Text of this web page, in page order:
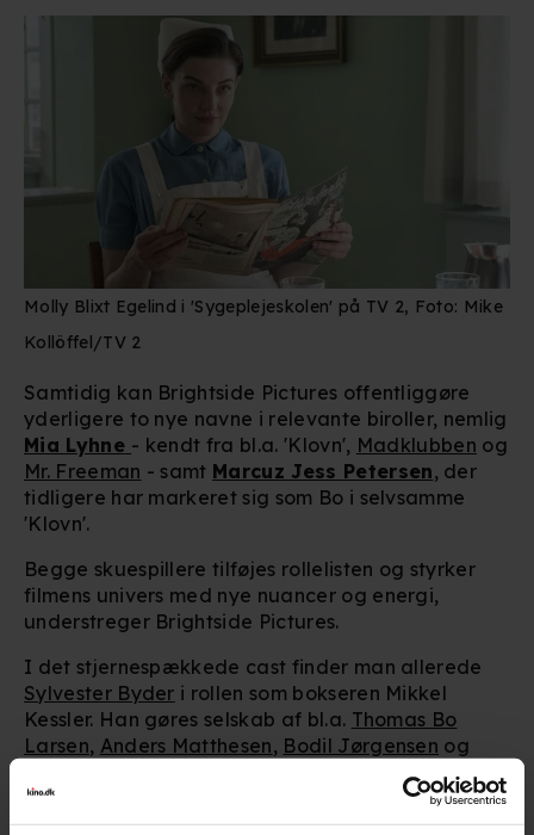
Molly Blixt Egelind i 'Sygeplejeskolen' på TV 2, Foto: Mike
Kollöffel/TV 2
Samtidig kan Brightside Pictures offentliggøre
yderligere to nye navne i relevante biroller, nemlig
Mia Lyhne - kendt fra bl.a. 'Klovn', Madklubben og
Mr. Freeman - samt Marcuz Jess Petersen, der
tidligere har markeret sig som Bo i selvsamme
'Klovn'.
Begge skuespillere tilføjes rollelisten og styrker
filmens univers med nye nuancer og energi,
understreger Brightside Pictures.
I det stjernespækkede cast finder man allerede
Sylvester Byder i rollen som bokseren Mikkel
Kessler. Han gøres selskab af bl.a. Thomas Bo
Larsen, Anders Matthesen, Bodil Jørgensen og